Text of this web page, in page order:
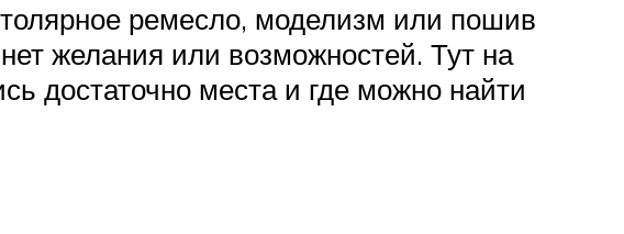
ремесло, моделизм или пошив
желания или возможностей. Тут на
достаточно места и где можно найти